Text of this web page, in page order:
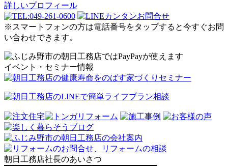
詳しいプロフィール
※スマートフォンの方は電話番号をタップすると今すぐお問
い合わせできます。
イベント・セミナー情報
朝日工務店社長のあいさつ